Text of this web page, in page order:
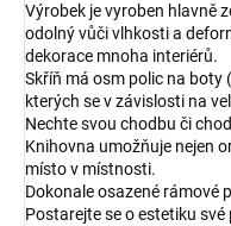
Výrobek je vyroben hlavně
odolný vůči vlhkosti a
dekorace mnoha interiérů.
Skříň má osm polic na boty
kterých se v závislosti na
Nechte svou chodbu či
Knihovna umožňuje nejen
místo v místnosti.
Dokonale osazené rámové
Postarejte se o estetiku